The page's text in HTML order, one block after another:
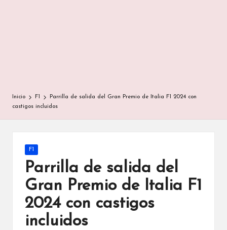
Inicio F1
Parrilla de salida del Gran Premio de Italia F1 2024 con
castigos incluidos
Publicada
en
F1
Parrilla de salida del
Gran Premio de Italia F1
2024 con castigos
incluidos